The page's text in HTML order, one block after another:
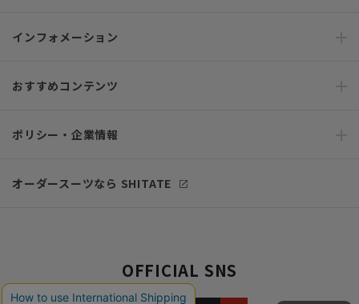
インフォメーション
おすすめコンテンツ
ポリシー・企業情報
オーダースーツなら SHITATE
OFFICIAL SNS